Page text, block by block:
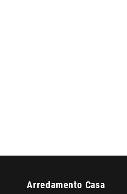
Arredamento Casa